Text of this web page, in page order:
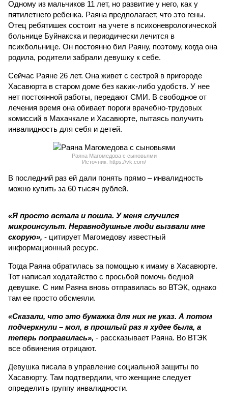
Одному из мальчиков 11 лет, но развитие у него, как у
пятилетнего ребенка. Раяна предполагает, что это гены.
Отец ребятишек состоит на учете в психоневрологической
больнице Буйнакска и периодически лечится в
психбольнице. Он постоянно бил Раяну, поэтому, когда она
родила, родители забрали девушку к себе.
Сейчас Раяне 26 лет. Она живет с сестрой в пригороде
Хасавюрта в старом доме без каких-либо удобств. У нее
нет постоянной работы, передают СМИ. В свободное от
лечения время она обивает пороги врачебно-трудовых
комиссий в Махачкале и Хасавюрте, пытаясь получить
инвалидность для себя и детей.
Раяна Магомедова с сыновьями
Источник: https://vk.com/
В последний раз ей дали понять прямо – инвалидность
можно купить за 60 тысяч рублей.
«Я просто встала и пошла. У меня случился
микроинсульт. Неравнодушные люди вызвали мне
скорую», - цитирует Магомедову известный
информационный ресурс.
Тогда Раяна обратилась за помощью к имаму в Хасавюрте.
Тот написал ходатайство с просьбой помочь бедной
девушке. С ним Раяна вновь отправилась во ВТЭК, однако
там ее просто обсмеяли.
«Сказали, что это бумажка для них не указ. А потом
подчеркнули – мол, в прошлый раз я худее была, а
теперь поправилась», - рассказывает Раяна. Во ВТЭК
все обвинения отрицают.
Девушка писала в управление социальной защиты по
Хасавюрту. Там подтвердили, что женщине следует
определить группу инвалидности.